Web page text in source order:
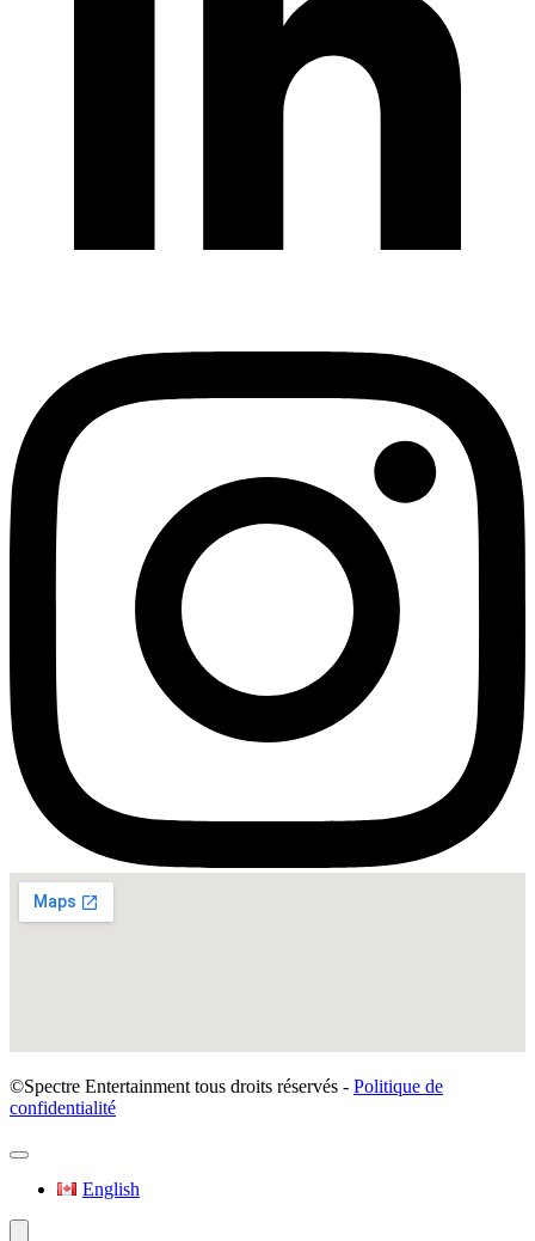
©Spectre Entertainment tous droits réservés - Politique de
confidentialité
English